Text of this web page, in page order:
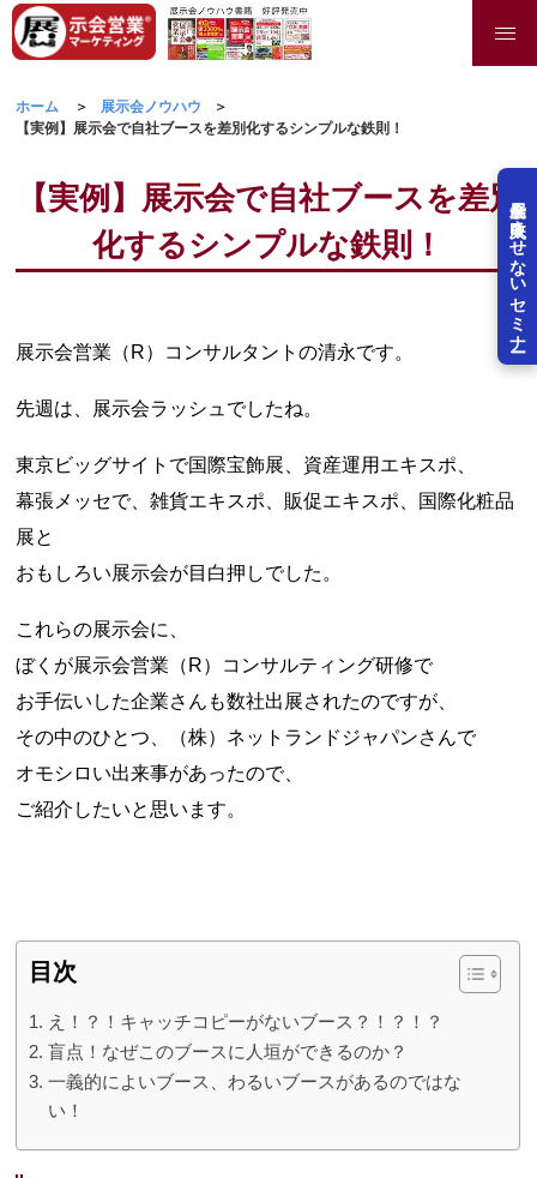
展示会を失敗させないセミナー
ホーム
展示会ノウハウ
【実例】展示会で自社ブースを差別化するシンプルな鉄則！
【実例】展示会で自社ブースを差別
化するシンプルな鉄則！
展示会営業（R）コンサルタントの清永です。
先週は、展示会ラッシュでしたね。
東京ビッグサイトで国際宝飾展、資産運用エキスポ、
幕張メッセで、雑貨エキスポ、販促エキスポ、国際化粧品
展と
おもしろい展示会が目白押しでした。
これらの展示会に、
ぼくが展示会営業（R）コンサルティング研修で
お手伝いした企業さんも数社出展されたのですが、
その中のひとつ、（株）ネットランドジャパンさんで
オモシロい出来事があったので、
ご紹介したいと思います。
目次
え！？！キャッチコピーがないブース？！？！？
盲点！なぜこのブースに人垣ができるのか？
一義的によいブース、わるいブースがあるのではな
い！